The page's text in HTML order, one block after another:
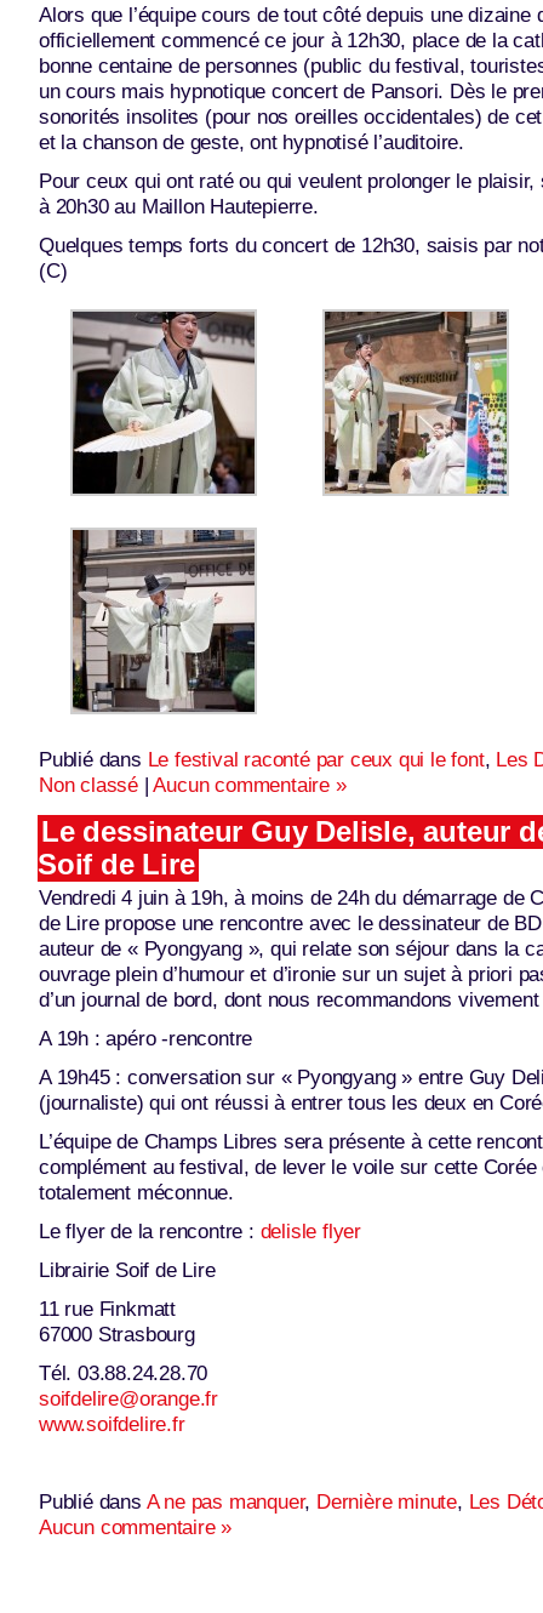
Alors que l’équipe cours de tout côté depuis une
officiellement commencé ce jour à 12h30, place de la
bonne centaine de personnes (public du festival,
un cours mais hypnotique concert de Pansori. Dès le
sonorités insolites (pour nos oreilles occidentales) de
et la chanson de geste, ont hypnotisé l’auditoire.
Pour ceux qui ont raté ou qui veulent prolonger le
à 20h30 au Maillon Hautepierre.
Quelques temps forts du concert de 12h30, saisis par
(C)
Publié dans Le festival raconté par ceux qui le font, Les
Non classé |Aucun commentaire »
Le dessinateur Guy Delisle, auteur
Soif de Lire
Vendredi 4 juin à 19h, à moins de 24h du démarrage de
de Lire propose une rencontre avec le dessinateur de
auteur de « Pyongyang », qui relate son séjour dans la
ouvrage plein d’humour et d’ironie sur un sujet à priori
d’un journal de bord, dont nous recommandons
A 19h : apéro -rencontre
A 19h45 : conversation sur « Pyongyang » entre Guy
(journaliste) qui ont réussi à entrer tous les deux en
L’équipe de Champs Libres sera présente à cette
complément au festival, de lever le voile sur cette
totalement méconnue.
Le flyer de la rencontre : delisle flyer
Librairie Soif de Lire
11 rue Finkmatt
67000 Strasbourg
Tél. 03.88.24.28.70
soifdelire@orange.fr
www.soifdelire.fr
Publié dans A ne pas manquer, Dernière minute, Les
Aucun commentaire »